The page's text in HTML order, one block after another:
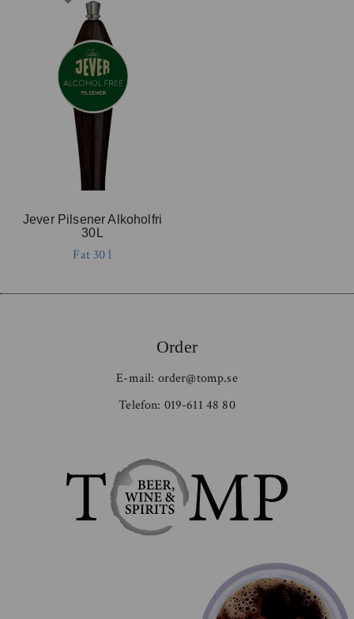
Jever Pilsener Alkoholfri
30L
Fat 30 l
Order
E-mail: order@tomp.se
Telefon: 019-611 48 80